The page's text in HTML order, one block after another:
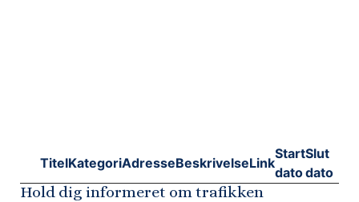
TitelKategoriAdresseBeskrivelseLink
Start
dato
Slut
dato
Hold dig informeret om trafikken